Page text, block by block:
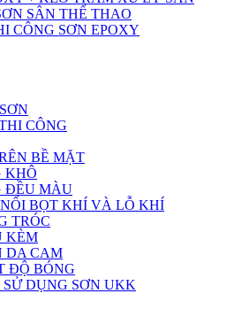
SÂN THỂ THAO
CÔNG SƠN EPOXY
CÔNG
BỀ MẶT
KHÔ
ĐỀU MÀU
BỌT KHÍ VÀ LỖ KHÍ
TRÓC
KÈM
DA CAM
ĐỘ BÓNG
DỤNG SƠN UKK